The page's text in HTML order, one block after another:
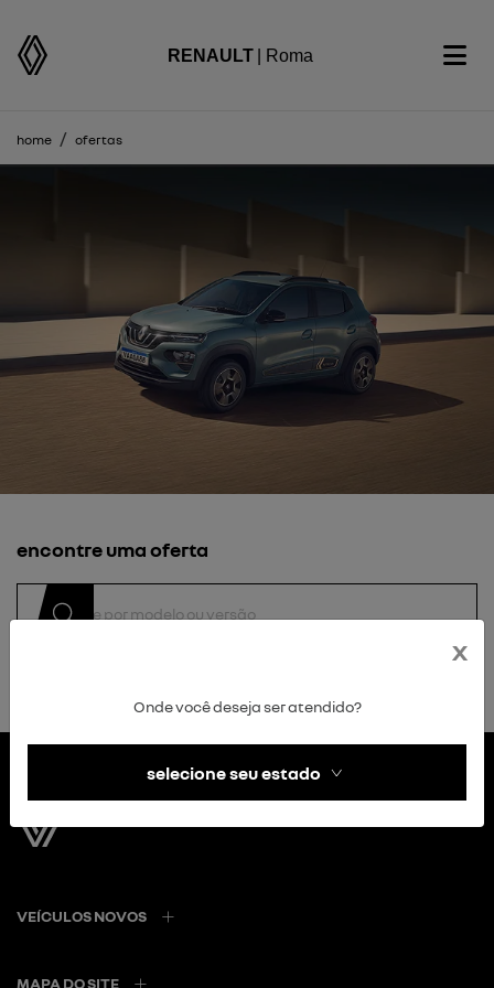
RENAULT | Roma
home ofertas
encontre uma oferta
VEÍCULOS NOVOS
MAPA DO SITE
x
Onde você deseja ser atendido?
selecione seu estado